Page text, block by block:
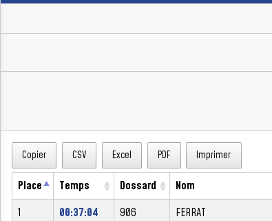
Copier CSV Excel PDF Imprimer
Place Temps Dossard Nom
1
00:37:04 906 FERRAT